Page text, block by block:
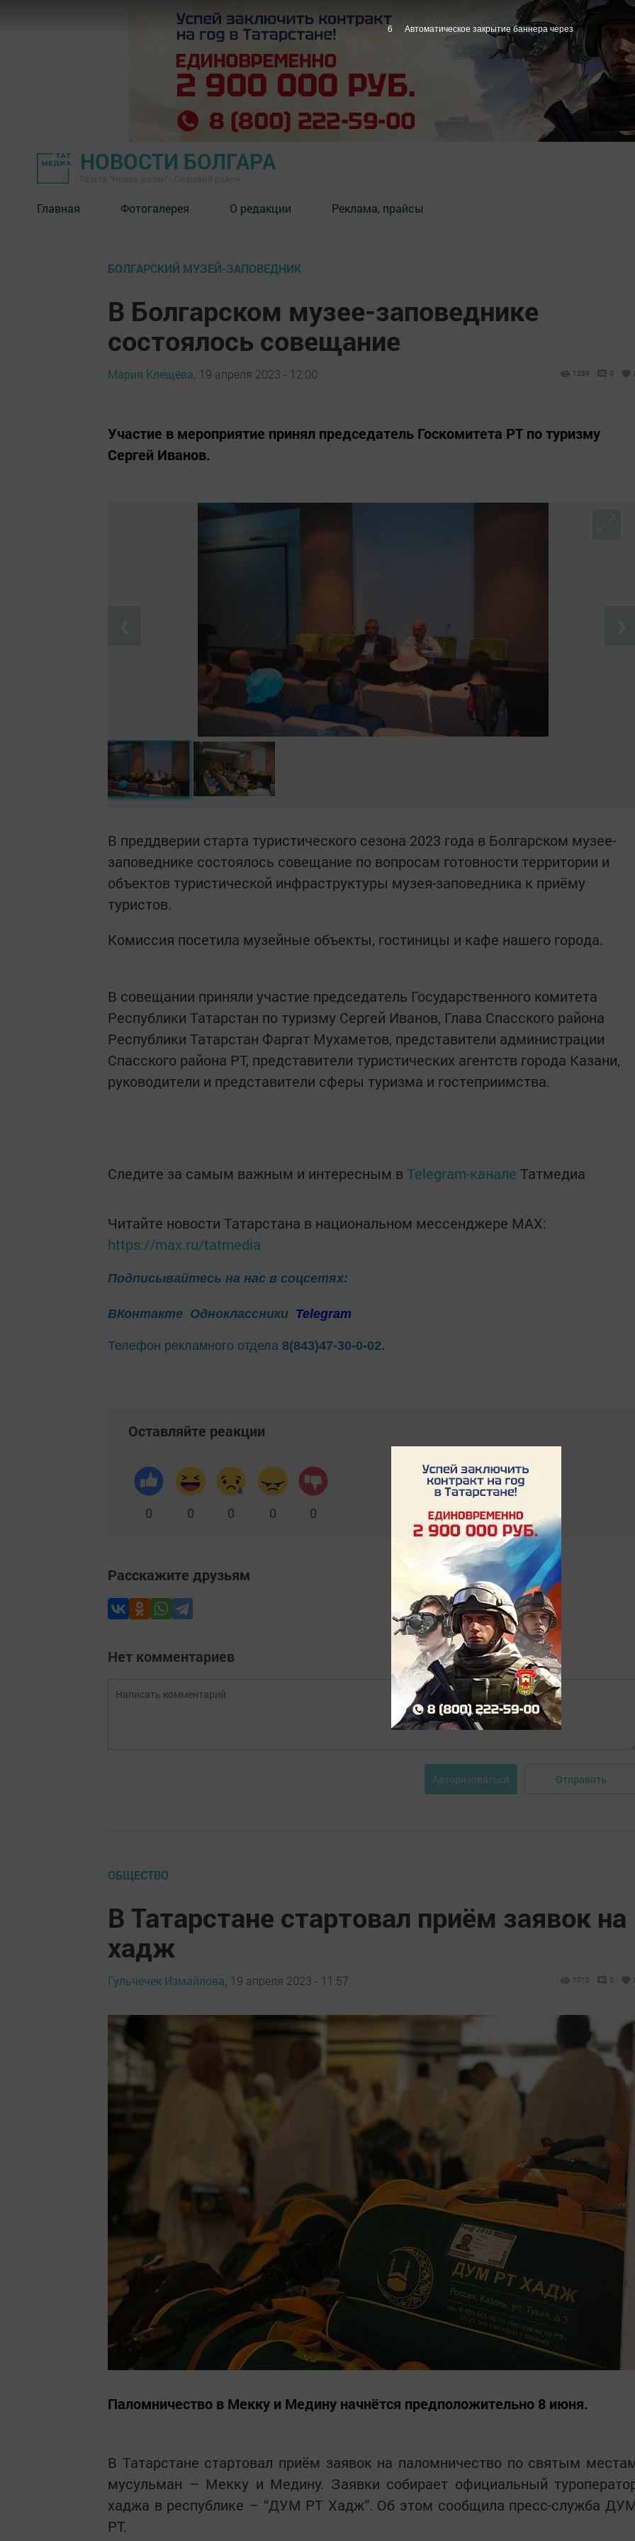
НОВОСТИ БОЛГАРА
Главная Фотогалерея О редакции Реклама, прайсы
БОЛГАРСКИЙ МУЗЕЙ-ЗАПОВЕДНИК
В Болгарском музее-заповеднике
состоялось совещание
Мария Клещёва, 19 апреля 2023 - 12:00 1289 0
Участие в мероприятие принял председатель Госкомитета РТ по туризму
Сергей Иванов.
В преддверии старта туристического сезона 2023 года в Болгарском музее-
заповеднике состоялось совещание по вопросам готовности территории и
объектов туристической инфраструктуры музея-заповедника к приёму
туристов.
Комиссия посетила музейные объекты, гостиницы и кафе нашего города.
В совещании приняли участие председатель Государственного комитета
Республики Татарстан по туризму Сергей Иванов, Глава Спасского района
Республики Татарстан Фаргат Мухаметов, представители администрации
Спасского района РТ, представители туристических агентств города Казани,
руководители и представители сферы туризма и гостеприимства.
Следите за самым важным и интересным в Telegram-канале Татмедиа
Читайте новости Татарстана в национальном мессенджере MАХ:
https://max.ru/tatmedia
Подписывайтесь на нас в соцсетях:
ВКонтакте Одноклассники Telegram
Телефон рекламного отдела 8(843)47-30-0-02.
Оставляйте реакции
0 0 0 0 0
Расскажите друзьям
Нет комментариев
Авторизоваться Отправить
ОБЩЕСТВО
В Татарстане стартовал приём заявок на
хадж
Гульчечек Измайлова, 19 апреля 2023 - 11:57 1010 0
Паломничество в Мекку и Медину начнётся предположительно 8 июня.
В Татарстане стартовал приём заявок на паломничество по святым
мусульман – Мекку и Медину. Заявки собирает официальный
хаджа в республике – “ДУМ РТ Хадж”. Об этом сообщила пресс-служба
РТ.
5 Автоматическое закрытие баннера через